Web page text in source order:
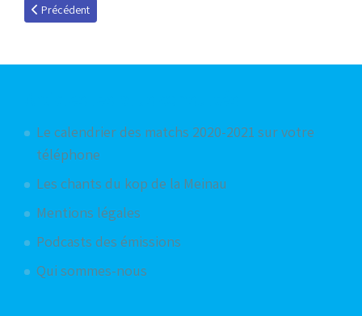
Article précédent : Mamadou Bah à l'essai à Kaiserslautern
Précédent
Le calendrier des matchs 2020-2021 sur votre
téléphone
Les chants du kop de la Meinau
Mentions légales
Podcasts des émissions
Qui sommes-nous